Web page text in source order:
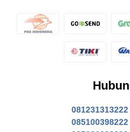
081231313222
085100398222